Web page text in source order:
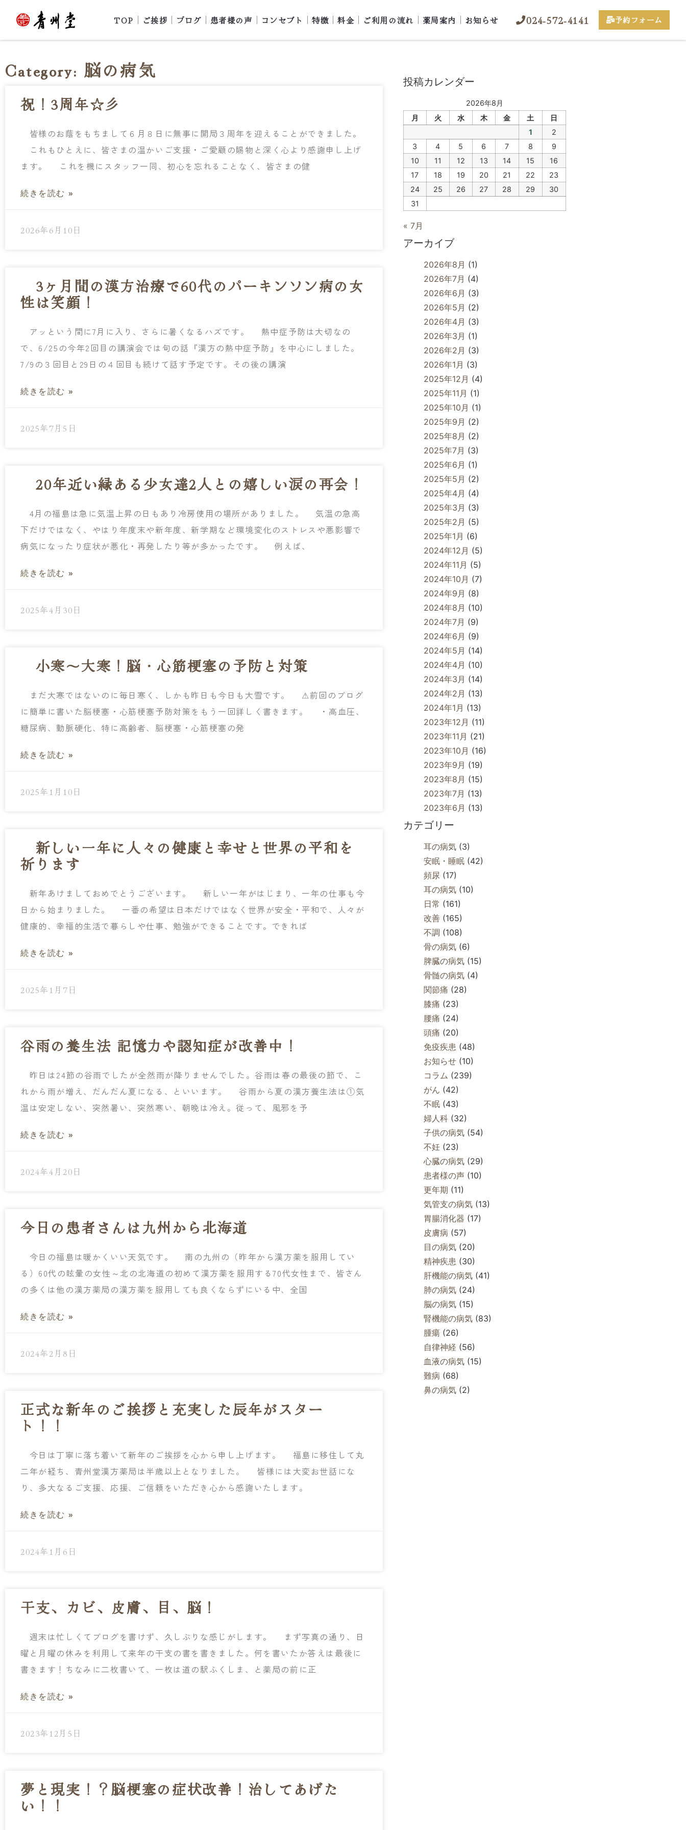
TOP ご挨拶 ブログ 患者様の声 コンセプト 特徴 料金 ご利用の流れ 薬局案内 お知らせ 024-572-4141 予約フォーム
Category: 脳の病気
祝！3周年☆彡
皆様のお蔭をもちまして６月８日に無事に開局３周年を迎えることができました。
これもひとえに、皆さまの温かいご支援・ご愛顧の賜物と深く心より感謝申し上げ
ます。 これを機にスタッフ一同、初心を忘れることなく、皆さまの健
続きを読む »
2026年6月10日
3ヶ月間の漢方治療で60代のパーキンソン病の女
性は笑顔！
アッという間に7月に入り、さらに暑くなるハズです。 熱中症予防は大切なの
で、6/25の今年2回目の講演会では旬の話『漢方の熱中症予防』を中心にしました。
7/9の３回目と29日の４回目も続けて話す予定です。その後の講演
続きを読む »
2025年7月5日
20年近い縁ある少女達2人との嬉しい涙の再会！
4月の福島は急に気温上昇の日もあり冷房使用の場所がありました。 気温の急高
下だけではなく、やはり年度末や新年度、新学期など環境変化のストレスや悪影響で
病気になったり症状が悪化・再発したり等が多かったです。 例えば、
続きを読む »
2025年4月30日
小寒～大寒！脳・心筋梗塞の予防と対策
まだ大寒ではないのに毎日寒く、しかも昨日も今日も大雪です。 ⚠前回のブログ
に簡単に書いた脳梗塞・心筋梗塞予防対策をもう一回詳しく書きます。 ・高血圧、
糖尿病、動脈硬化、特に高齢者、脳梗塞・心筋梗塞の発
続きを読む »
2025年1月10日
新しい一年に人々の健康と幸せと世界の平和を
祈ります
新年あけましておめでとうございます。 新しい一年がはじまり、一年の仕事も今
日から始まりました。 一番の希望は日本だけではなく世界が安全・平和で、人々が
健康的、幸福的生活で暮らしや仕事、勉強ができることです。できれば
続きを読む »
2025年1月7日
谷雨の養生法 記憶力や認知症が改善中！
昨日は24節の谷雨でしたが全然雨が降りませんでした。谷雨は春の最後の節で、こ
れから雨が増え、だんだん夏になる、といいます。 谷雨から夏の漢方養生法は①気
温は安定しない、突然暑い、突然寒い、朝晩は冷え。従って、風邪を予
続きを読む »
2024年4月20日
今日の患者さんは九州から北海道
今日の福島は暖かくいい天気です。 南の九州の（昨年から漢方薬を服用してい
る）60代の眩暈の女性～北の北海道の初めて漢方薬を服用する70代女性まで、皆さん
の多くは他の漢方薬局の漢方薬を服用しても良くならずにいる中、全国
続きを読む »
2024年2月8日
正式な新年のご挨拶と充実した辰年がスター
ト！！
今日は丁寧に落ち着いて新年のご挨拶を心から申し上げます。 福島に移住して丸
二年が経ち、青州堂漢方薬局は半歳以上となりました。 皆様には大変お世話にな
り、多大なるご支援、応援、ご信頼をいただき心から感謝いたします。
続きを読む »
2024年1月6日
干支、カビ、皮膚、目、脳！
週末は忙しくてブログを書けず、久しぶりな感じがします。 まず写真の通り、日
曜と月曜の休みを利用して来年の干支の書を書きました。何を書いたか答えは最後に
書きます！ちなみに二枚書いて、一枚は道の駅ふくしま、と薬局の前に正
続きを読む »
2023年12月5日
夢と現実！？脳梗塞の症状改善！治してあげた
い！！
投稿カレンダー
2026年8月
月
火 水 木 金 土
日
1
2
3
4 5 6 7 8
9
10
11 12 13 14 15
16
17
18 19 20 21 22
23
24
25 26 27 28 29
30
31
« 7月
アーカイブ
2026年8月 (1)
2026年7月 (4)
2026年6月 (3)
2026年5月 (2)
2026年4月 (3)
2026年3月 (1)
2026年2月 (3)
2026年1月 (3)
2025年12月 (4)
2025年11月 (1)
2025年10月 (1)
2025年9月 (2)
2025年8月 (2)
2025年7月 (3)
2025年6月 (1)
2025年5月 (2)
2025年4月 (4)
2025年3月 (3)
2025年2月 (5)
2025年1月 (6)
2024年12月 (5)
2024年11月 (5)
2024年10月 (7)
2024年9月 (8)
2024年8月 (10)
2024年7月 (9)
2024年6月 (9)
2024年5月 (14)
2024年4月 (10)
2024年3月 (14)
2024年2月 (13)
2024年1月 (13)
2023年12月 (11)
2023年11月 (21)
2023年10月 (16)
2023年9月 (19)
2023年8月 (15)
2023年7月 (13)
2023年6月 (13)
カテゴリー
耳の病気(3)
安眠・睡眠(42)
頻尿 (17)
耳の病気(10)
日常 (161)
改善(165)
不調 (108)
骨の病気(6)
脾臓の病気(15)
骨髄の病気(4)
関節痛 (28)
膝痛 (23)
腰痛 (24)
頭痛 (20)
免疫疾患 (48)
お知らせ(10)
コラム (239)
がん (42)
不眠(43)
婦人科(32)
子供の病気(54)
不妊(23)
心臓の病気(29)
患者様の声(10)
更年期 (11)
気管支の病気(13)
胃腸消化器 (17)
皮膚病 (57)
目の病気(20)
精神疾患 (30)
肝機能の病気(41)
肺の病気(24)
脳の病気(15)
腎機能の病気(83)
腫瘍(26)
自律神経 (56)
血液の病気(15)
難病 (68)
鼻の病気(2)